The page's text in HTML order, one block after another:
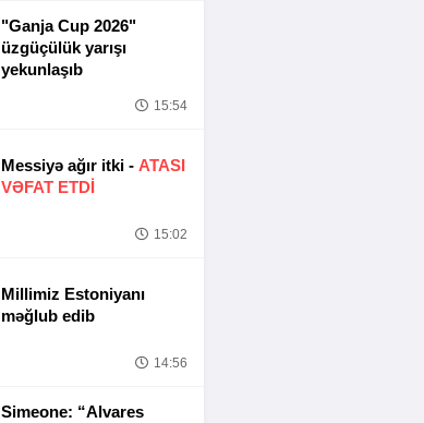
"Ganja Cup 2026"
üzgüçülük yarışı
yekunlaşıb
15:54
Messiyə ağır itki - ATASI
VƏFAT ETDI
15:02
Millimiz Estoniyanı
məğlub edib
14:56
Simeone: “Alvares